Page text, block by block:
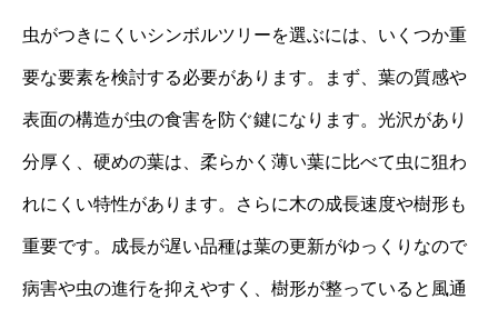
虫がつきにくいシンボルツリーを選ぶには、いくつか重
要な要素を検討する必要があります。まず、葉の質感や
表面の構造が虫の食害を防ぐ鍵になります。光沢があり
分厚く、硬めの葉は、柔らかく薄い葉に比べて虫に狙わ
れにくい特性があります。さらに木の成長速度や樹形も
重要です。成長が遅い品種は葉の更新がゆっくりなので
病害や虫の進行を抑えやすく、樹形が整っていると風通